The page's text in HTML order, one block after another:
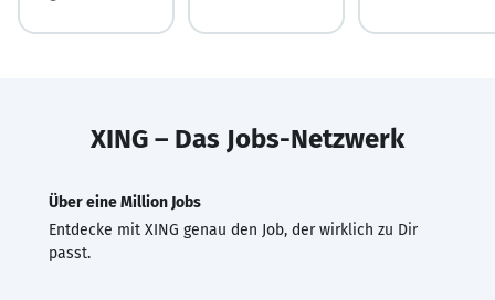
XING – Das Jobs-Netzwerk
Über eine Million Jobs
Entdecke mit XING genau den Job, der wirklich zu Dir
passt.